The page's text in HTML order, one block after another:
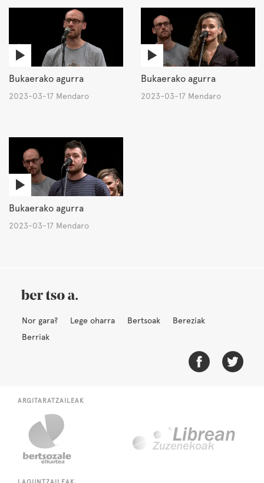
Bukaerako agurra
2023-03-17 Mendaro
Bukaerako agurra
2023-03-17 Mendaro
Bukaerako agurra
2023-03-17 Mendaro
Nor gara? Lege oharra Bertsoak
Bereziak
Berriak
ARGITARATZAILEAK